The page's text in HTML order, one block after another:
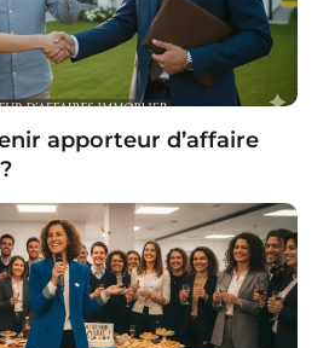
apporteur d’affaire